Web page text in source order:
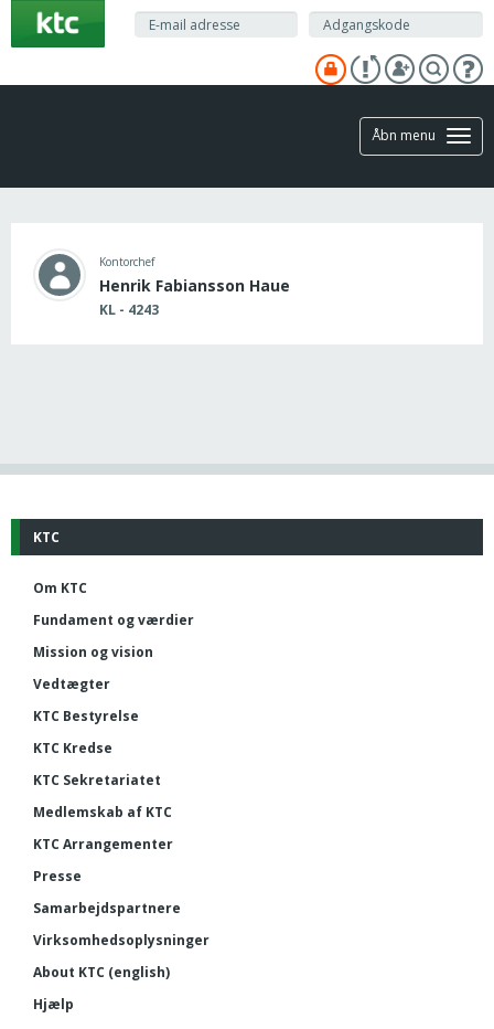
hovedindhold
Åbn menu
Kontorchef
Henrik Fabiansson Haue
KL - 4243
KTC
Om KTC
Fundament og værdier
Mission og vision
Vedtægter
KTC Bestyrelse
KTC Kredse
KTC Sekretariatet
Medlemskab af KTC
KTC Arrangementer
Presse
Samarbejdspartnere
Virksomhedsoplysninger
About KTC (english)
Hjælp